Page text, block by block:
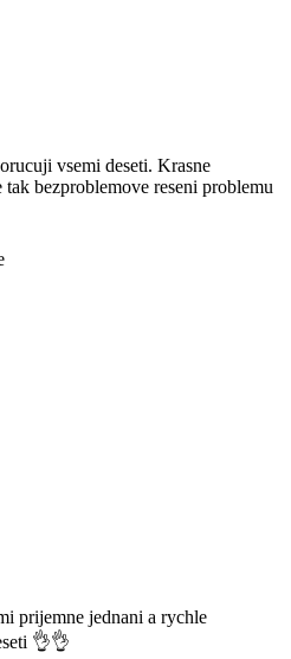
vsemi deseti. Krasne
bezproblemove reseni problemu
prijemne jednani a rychle
👌👌